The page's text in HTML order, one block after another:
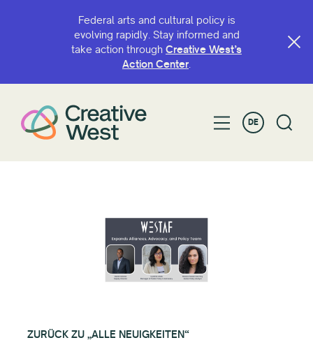
Federal arts and cultural policy is
evolving rapidly. Stay informed and
take action through Creative West’s
Action Center.
DE
ZURÜCK ZU „ALLE NEUIGKEITEN“